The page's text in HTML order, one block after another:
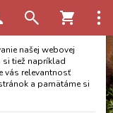
našej webovej
si tiež napríklad
vás relevantnosť
a pamätáme si